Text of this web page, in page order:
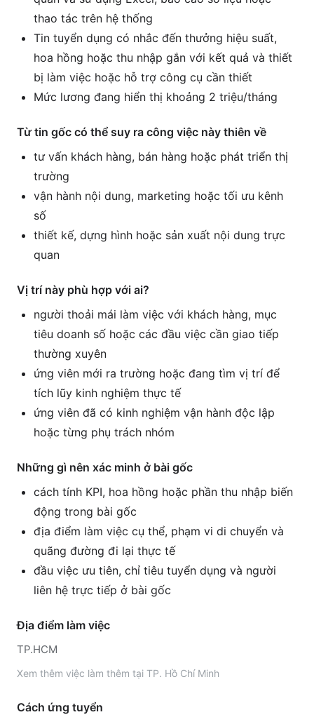
thao tác trên hệ thống
Tin tuyển dụng có nhắc đến thưởng hiệu suất,
hoa hồng hoặc thu nhập gắn với kết quả và thiết
bị làm việc hoặc hỗ trợ công cụ cần thiết
Mức lương đang hiển thị khoảng 2 triệu/tháng
Từ tin gốc có thể suy ra công việc này thiên về
tư vấn khách hàng, bán hàng hoặc phát triển thị
trường
vận hành nội dung, marketing hoặc tối ưu kênh
số
thiết kế, dựng hình hoặc sản xuất nội dung trực
quan
Vị trí này phù hợp với ai?
người thoải mái làm việc với khách hàng, mục
tiêu doanh số hoặc các đầu việc cần giao tiếp
thường xuyên
ứng viên mới ra trường hoặc đang tìm vị trí để
tích lũy kinh nghiệm thực tế
ứng viên đã có kinh nghiệm vận hành độc lập
hoặc từng phụ trách nhóm
Những gì nên xác minh ở bài gốc
cách tính KPI, hoa hồng hoặc phần thu nhập biến
động trong bài gốc
địa điểm làm việc cụ thể, phạm vi di chuyển và
quãng đường đi lại thực tế
đầu việc ưu tiên, chỉ tiêu tuyển dụng và người
liên hệ trực tiếp ở bài gốc
Địa điểm làm việc
TP.HCM
Xem thêm việc làm thêm tại TP. Hồ Chí Minh
Cách ứng tuyển